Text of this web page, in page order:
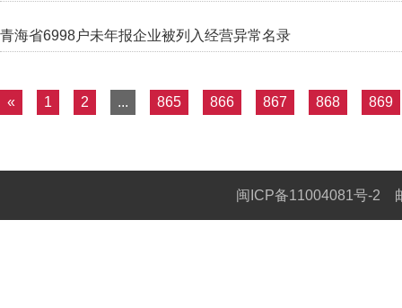
青海省6998户未年报企业被列入经营异常名录
« 1 2 ... 865 866 867 868 869
闽ICP备11004081号-2